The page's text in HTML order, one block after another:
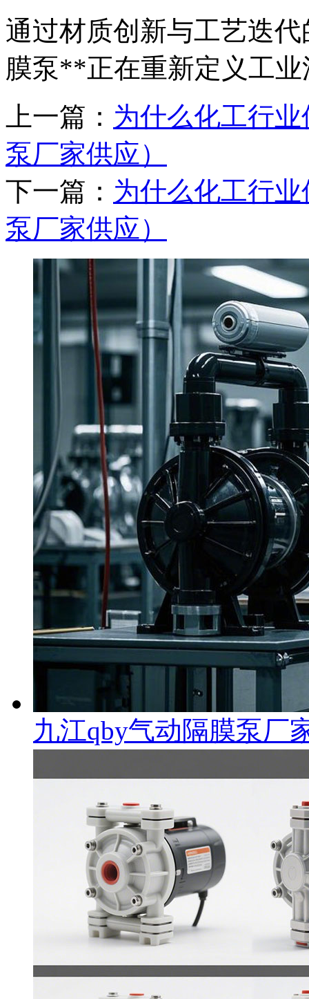
通过材质创新与工艺迭
膜泵**正在重新定义工
上一篇： 为什么化工行
泵厂家供应）
下一篇： 为什么化工行
泵厂家供应）
九江qby气动隔膜泵厂